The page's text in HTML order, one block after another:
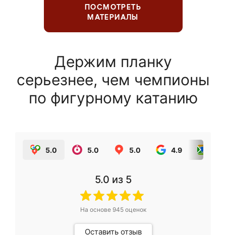
ПОСМОТРЕТЬ
МАТЕРИАЛЫ
Держим планку
серьезнее, чем чемпионы
по фигурному катанию
5.0 5.0 5.0 4.9
5.0 из 5
На основе 945оценок
Оставить отзыв